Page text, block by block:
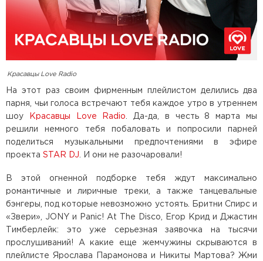
Красавцы Love Radio
На этот раз своим фирменным плейлистом делились два
парня, чьи голоса встречают тебя каждое утро в утреннем
шоу
Красавцы Love Radio
. Да-да, в честь 8 марта мы
решили немного тебя побаловать и попросили парней
поделиться музыкальными предпочтениями в эфире
проекта STAR DJ . И они не разочаровали!
В этой огненной подборке тебя ждут максимально
романтичные и лиричные треки, а также танцевальные
бэнгеры, под которые невозможно устоять. Бритни Спирс и
«Звери», JONY и Panic! At The Disco, Егор Крид и Джастин
Тимберлейк: это уже серьезная заявочка на тысячи
прослушиваний! А какие еще жемчужины скрываются в
плейлисте Ярослава Парамонова и Никиты Мартова? Жми